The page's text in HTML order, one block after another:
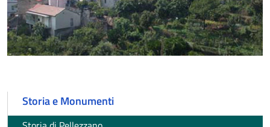
Storia e Monumenti